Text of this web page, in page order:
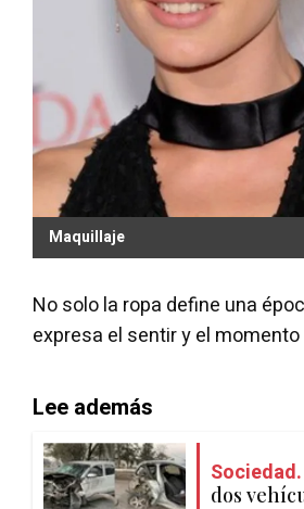
Maquillaje
No solo la ropa define una
expresa el sentir y el
Lee además
Sociedad.
dos